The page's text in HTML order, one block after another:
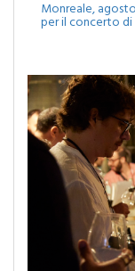
Eventi
Monreale,